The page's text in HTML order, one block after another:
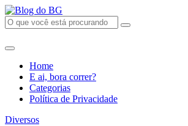
Home
E ai, bora correr?
Categorias
Política de Privacidade
Diversos